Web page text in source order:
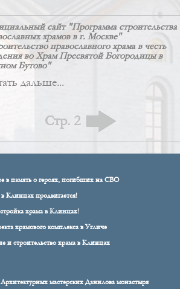
сайт "Программа строительства
храмов в г. Москве"
православного храма в честь
во Храм Пресвятой Богородицы в
Бутово"
дальше...
Стр. 2
в память о героях, погибших на СВО
Клинцах продвигается!
храма в Клинцах!
храмового комплекса в Угличе
и строительство храма в Клинцах
мастерских Данилова монастыря